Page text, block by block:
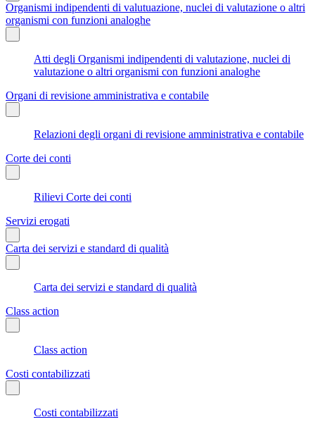
Organismi indipendenti di valutuazione, nuclei di valutazione o altri
organismi con funzioni analoghe
Atti degli Organismi indipendenti di valutazione, nuclei di
valutazione o altri organismi con funzioni analoghe
Organi di revisione amministrativa e contabile
Relazioni degli organi di revisione amministrativa e contabile
Corte dei conti
Rilievi Corte dei conti
Servizi erogati
Carta dei servizi e standard di qualità
Carta dei servizi e standard di qualità
Class action
Class action
Costi contabilizzati
Costi contabilizzati